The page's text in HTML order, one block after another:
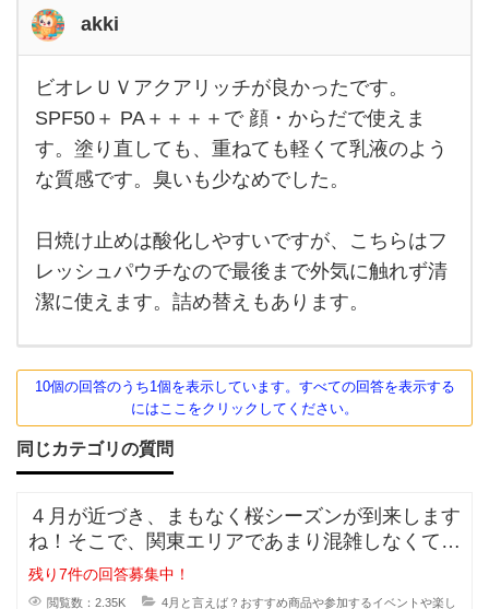
は早
め
に日
焼け
対策
を始
よ
akki
ビオレ
ＵＶア
ッチが
良かっ
たで
＋ PA
＋＋＋
＋で
顔・か
ら
ビオレＵＶアクアリッチが良かったです。
SPF50＋ PA＋＋＋＋で 顔・からだで使えま
す。塗り直しても、重ねても軽くて乳液のよう
な質感です。臭いも少なめでした。
日焼け止めは酸化しやすいですが、こちらはフ
レッシュパウチなので最後まで外気に触れず清
潔に使えます。詰め替えもあります。
10個の回答のうち1個を表示しています。すべての回答を表示する
にはここをクリックしてください。
同じカテゴリの質問
４月が近づき、まもなく桜シーズンが到来します
ね！そこで、関東エリアであまり混雑しなくてゆ
っくりお花見が出来るおすすめスポ
残り7件の回答募集中！
閲覧数：2.35K 4月と言えば？おすすめ商品や参加するイベントや楽し